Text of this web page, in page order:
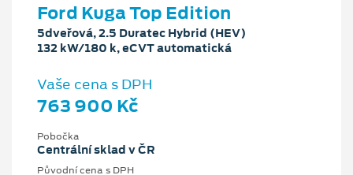
Ford Kuga Top Edition
5dveřová, 2.5 Duratec Hybrid (HEV)
132 kW/180 k, eCVT automatická
Vaše cena s DPH
763 900 Kč
Pobočka
Centrální sklad v ČR
Původní cena s DPH